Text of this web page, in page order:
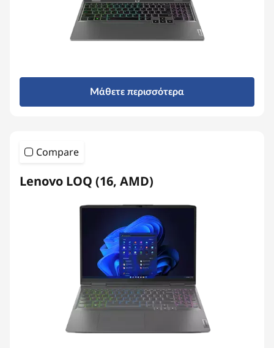
Μάθετε περισσότερα
Compare
Lenovo LOQ (16, AMD)